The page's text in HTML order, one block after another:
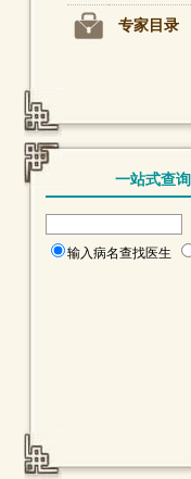
专家目录
一站式查询
输入病名查找医生